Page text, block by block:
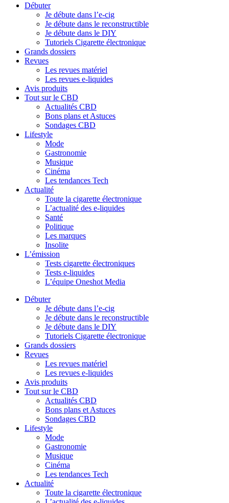
Débuter
Je débute dans l’e-cig
Je débute dans le reconstructible
Je débute dans le DIY
Tutoriels Cigarette électronique
Grands dossiers
Revues
Les revues matériel
Les revues e-liquides
Avis produits
Tout sur le CBD
Actualités CBD
Bons plans et Astuces
Sondages CBD
Lifestyle
Mode
Gastronomie
Musique
Cinéma
Les tendances Tech
Actualité
Toute la cigarette électronique
L’actualité des e-liquides
Santé
Politique
Les marques
Insolite
L’émission
Tests cigarette électroniques
Tests e-liquides
L’équipe Oneshot Media
Débuter
Je débute dans l’e-cig
Je débute dans le reconstructible
Je débute dans le DIY
Tutoriels Cigarette électronique
Grands dossiers
Revues
Les revues matériel
Les revues e-liquides
Avis produits
Tout sur le CBD
Actualités CBD
Bons plans et Astuces
Sondages CBD
Lifestyle
Mode
Gastronomie
Musique
Cinéma
Les tendances Tech
Actualité
Toute la cigarette électronique